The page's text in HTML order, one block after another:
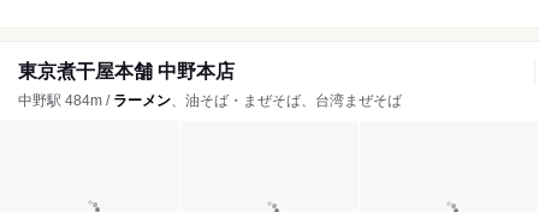
東京煮干屋本舗 中野本店
中野駅 484m / ラーメン、油そば・まぜそば、台湾まぜそば